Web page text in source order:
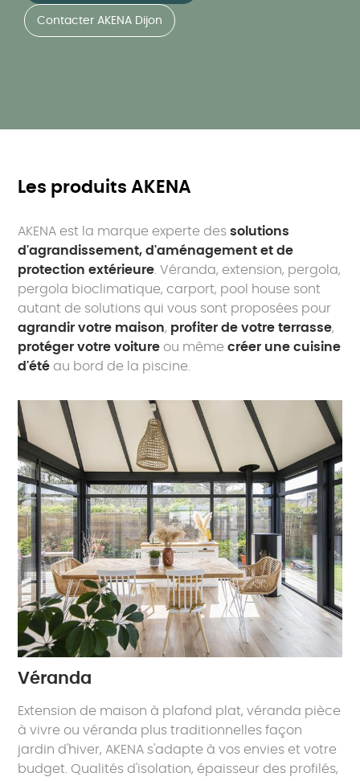
Contacter AKENA Dijon
Les produits AKENA
AKENA est la marque experte dessolutions
d'agrandissement, d'aménagement et de
protection extérieure. Véranda, extension, pergola,
pergola bioclimatique, carport, pool house sont
autant de solutions qui vous sont proposées pour
agrandir votre maison, profiter de votre terrasse,
protéger votre voiture ou mêmecréer une cuisine
d'été au bord de la piscine.
Véranda
Extension de maison à plafond plat, véranda pièce
à vivre ou véranda plus traditionnelles façon
jardin d'hiver, AKENA s'adapte à vos envies et votre
budget. Qualités d'isolation, épaisseur des profilés,